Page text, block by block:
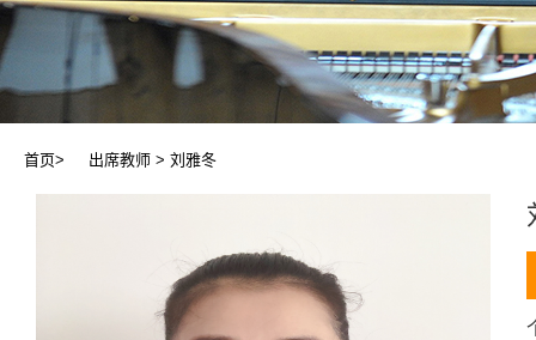
首页> 出席教师 > 刘雅冬